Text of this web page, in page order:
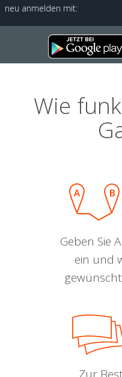
neu anmelden mit:
Wie
Geben Sie
ein und